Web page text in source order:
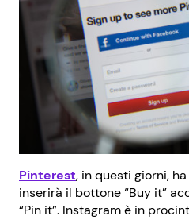
Pinterest, in questi giorni,
inserirà il bottone “Buy it”
“Pin it”. Instagram è in